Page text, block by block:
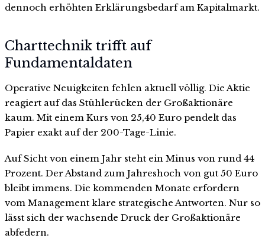
dennoch erhöhten Erklärungsbedarf am Kapitalmarkt.
Charttechnik trifft auf
Fundamentaldaten
Operative Neuigkeiten fehlen aktuell völlig. Die Aktie
reagiert auf das Stühlerücken der Großaktionäre
kaum. Mit einem Kurs von 25,40 Euro pendelt das
Papier exakt auf der 200-Tage-Linie.
Auf Sicht von einem Jahr steht ein Minus von rund 44
Prozent. Der Abstand zum Jahreshoch von gut 50 Euro
bleibt immens. Die kommenden Monate erfordern
vom Management klare strategische Antworten. Nur so
lässt sich der wachsende Druck der Großaktionäre
abfedern.